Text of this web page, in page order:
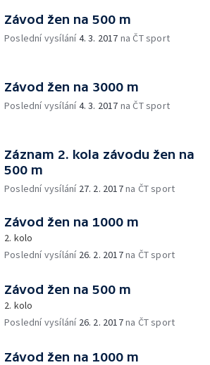
Závod žen na 500 m
Poslední vysílání4. 3. 2017 na ČT sport
Závod žen na 3000 m
Poslední vysílání4. 3. 2017 na ČT sport
Záznam 2. kola závodu žen na
500 m
Poslední vysílání 27. 2. 2017na ČT sport
Závod žen na 1000 m
2. kolo
Poslední vysílání 26. 2. 2017na ČT sport
Závod žen na 500 m
2. kolo
Poslední vysílání 26. 2. 2017na ČT sport
Závod žen na 1000 m